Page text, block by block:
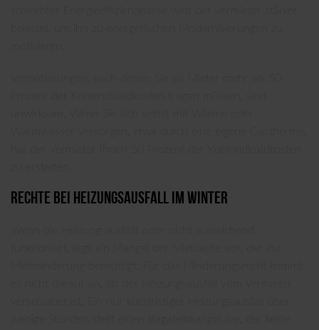
schlechter Energieeffizienzklasse wird der Vermieter stärker
belastet, um ihn zu energetischen Modernisierungen zu
Vereinbarungen, nach denen Sie als Mieter mehr als 50
Prozent der Kohlendioxidkosten tragen müssen, sind
Warmwasser versorgen, etwa durch eine eigene Gastherme,
Rechte bei Heizungsausfall im Winter
Wenn die Heizung ausfällt oder nicht ausreichend
funktioniert, liegt ein Mangel der Mietsache vor, der zur
Mietminderung berechtigt. Für das Minderungsrecht kommt
es nicht darauf an, ob der Heizungsausfall vom Vermieter
verschuldet ist. Ein nur kurzfristiger Heizungsausfall über
wenige Stunden stellt einen Bagatellmangel dar, der keine